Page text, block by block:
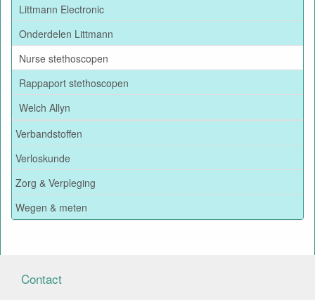
Littmann Electronic
Onderdelen Littmann
Nurse stethoscopen
Rappaport stethoscopen
Welch Allyn
Verbandstoffen
Verloskunde
Zorg & Verpleging
Wegen & meten
Contact